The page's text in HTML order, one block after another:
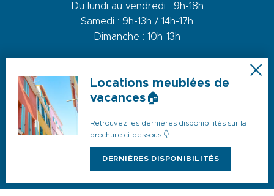
Du lundi au vendredi : 9h-18h
Samedi : 9h-13h / 14h-17h
Dimanche : 10h-13h
Du lundi au vendredi : 9h-12h30 / 14h-17h30
Samedi : 9h-12h30 / 14h-17h
1 quai du Levant - 70001
Locations meublées de
vacances🏠
Retrouvez les dernières disponibilités sur la
brochure ci-dessous 👇
DERNIÈRES DISPONIBILITÉS